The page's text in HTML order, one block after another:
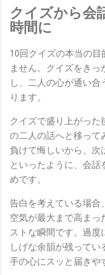
クイズから会
時間に
10回クイズの本当の目
ません。クイズをき
し、二人の心が通い
ります。
クイズで盛り上がった
の二人の話へと移って
負けて悔しいから、次
といったように、会
めです。
告白を考えている場合
空気が最大まで高まっ
ストな瞬間です。過度
しげな余韻が残って
手の心にスッと届きや